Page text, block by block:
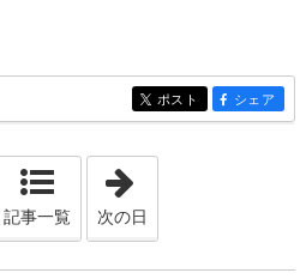
entry176
ポスト entry176
シェア
「2021年2月13日」
記事一覧 次の日